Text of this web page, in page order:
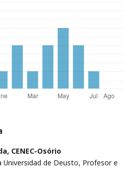
CENEC-Osório
de Deusto, Profesor e